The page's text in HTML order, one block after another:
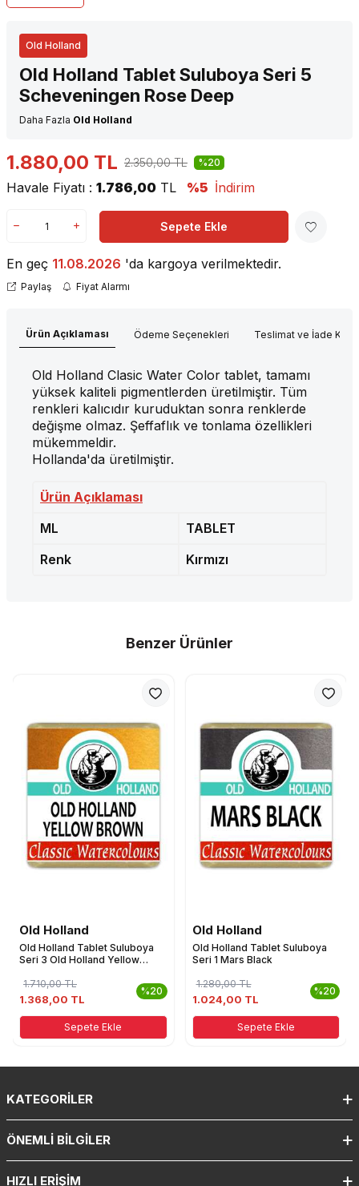
Old Holland
Old Holland Tablet Suluboya Seri 5
Scheveningen Rose Deep
Daha Fazla Old Holland
1.880,00 TL 2.350,00TL %20
Havale Fiyatı : 1.786,00 TL %5 İndirim
Sepete Ekle
En geç 11.08.2026 'da kargoya verilmektedir.
Paylaş Fiyat Alarmı
Ürün Açıklaması Ödeme Seçenekleri Teslimat ve İade
Old Holland Clasic Water Color tablet, tamamı
yüksek kaliteli pigmentlerden üretilmiştir. Tüm
renkleri kalıcıdır kuruduktan sonra renklerde
değişme olmaz. Şeffaflık ve tonlama özellikleri
mükemmeldir.
Hollanda'da üretilmiştir.
Ürün Açıklaması
ML
TABLET
Renk
Kırmızı
Benzer Ürünler
Old Holland
Old Holland Tablet Suluboya
Seri 3 Old Holland Yellow
1.368,00 TL
1.710,00TL
%20
Sepete Ekle
Old Holland
Old Holland Tablet Suluboya
Seri 1 Mars Black
1.024,00 TL
1.280,00TL
%20
Sepete Ekle
KATEGORILER
ÖNEMLI BILGILER
HIZLI ERIŞIM